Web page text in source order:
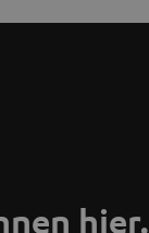
hier.